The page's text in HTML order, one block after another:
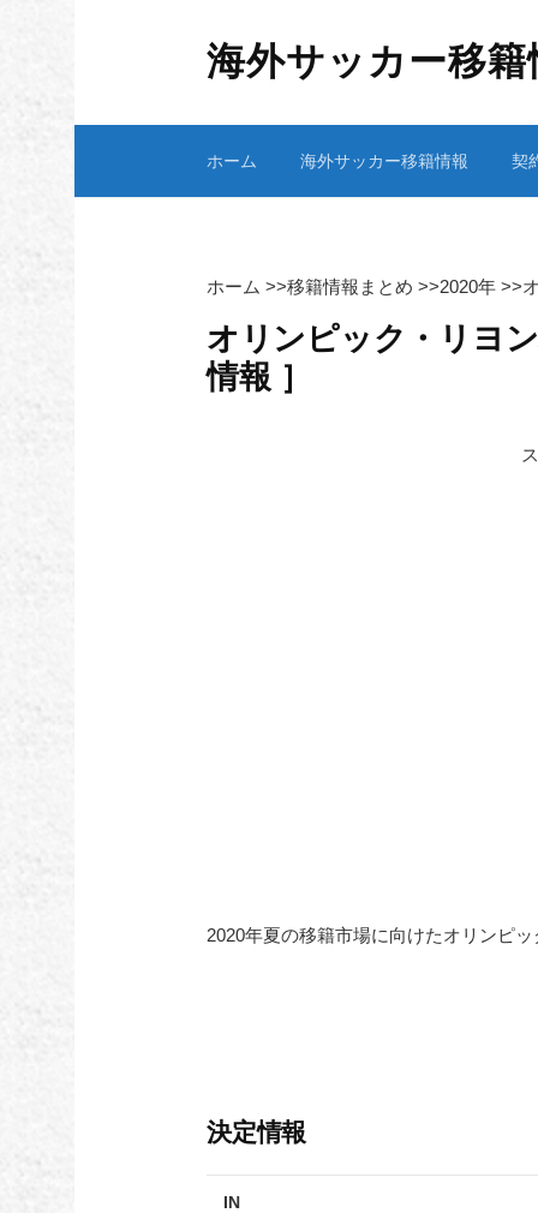
ス
海外サッカー移
ホーム 海外サッカー移籍情報 契
ホーム >>移籍情報まとめ >>2020年 >>
オリンピック・リヨ
情報 ］
2020年夏の移籍市場に向けたオリンピ
決定情報
IN